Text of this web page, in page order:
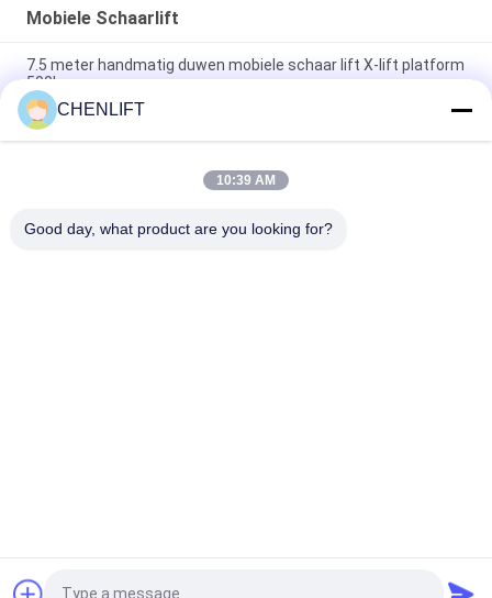
Mobiele Schaarlift
7.5 meter handmatig duwen mobiele schaar lift X-lift platform
500kg
14M Kleine Elektrische Schaarhoogwerker Met Gemotoriseerd
Apparaat Laadvermogen Van 450Kg
Mini Handbediende 3,9 Meter Hoogwerkplatform met Anti-Slip
CHENLIFT
10:39 AM
Good day, what product are you looking for?